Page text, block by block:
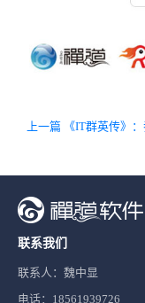
联系我们
联系人：魏中显
电话：18561939726